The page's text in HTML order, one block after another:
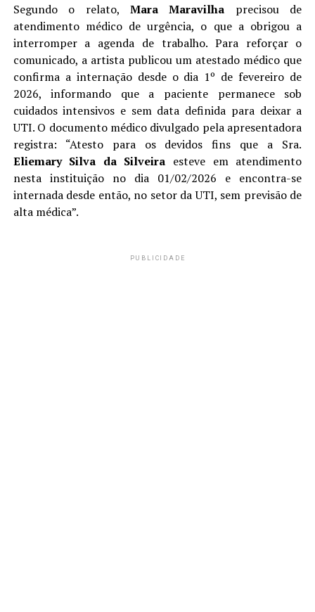
Segundo o relato, Mara Maravilha precisou de
atendimento médico de urgência, o que a obrigou a
interromper a agenda de trabalho. Para reforçar o
comunicado, a artista publicou um atestado médico que
confirma a internação desde o dia 1º de fevereiro de
2026, informando que a paciente permanece sob
cuidados intensivos e sem data definida para deixar a
UTI. O documento médico divulgado pela apresentadora
registra: “Atesto para os devidos fins que a Sra.
Eliemary Silva da Silveira esteve em atendimento
nesta instituição no dia 01/02/2026 e encontra-se
internada desde então, no setor da UTI, sem previsão de
alta médica”.
PUBLICIDADE